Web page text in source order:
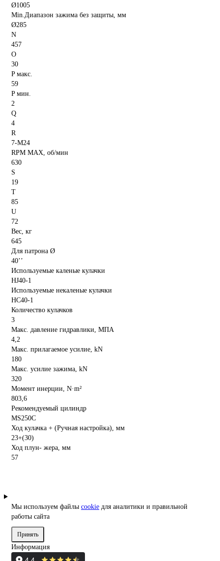
Ø1005
Min.Диапазон зажима без защиты, мм
Ø285
N
457
O
30
P макс.
59
P мин.
2
Q
4
R
7-M24
RPM MAX, об/мин
630
S
19
T
85
U
72
Вес, кг
645
Для патрона Ø
40’’
Используемые каленые кулачки
HJ40-1
Используемые некаленые кулачки
HC40-1
Количество кулачков
3
Макс. давление гидравлики, МПА
4,2
Макс. прилагаемое усилие, kN
180
Макс. усилие зажима, kN
320
Момент инерции, N·m²
803,6
Рекомендуемый цилиндр
MS250C
Ход кулачка + (Ручная настройка), мм
23+(30)
Ход плун- жера, мм
57
Мы используем файлы cookie для аналитики и правильной
работы сайта
Принять
Информация